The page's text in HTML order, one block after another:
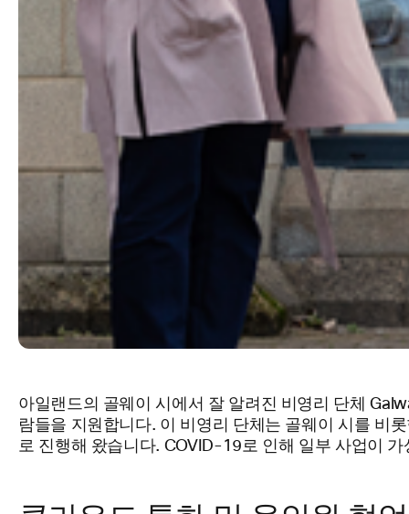
아일랜드의 골웨이 시에서 잘 알려진 비영리 단체
람들을 지원합니다. 이 비영리 단체는 골웨이 시를 비
로 진행해 왔습니다. COVID-19로 인해 일부 사업이